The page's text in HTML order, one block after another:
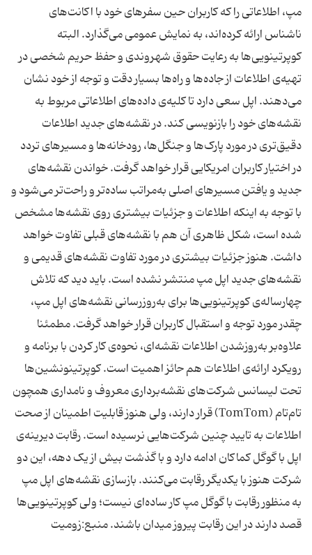
مپ، اطلاعاتی را که کاربران حین سفرهای خود با اکانت‌های
ناشناس ارائه کرده‌اند، به نمایش عمومی می‌گذارد. البته
کوپرتینویی‌ها به رعایت حقوق شهروندی و حفظ حریم شخصی در
تهیه‌ی اطلاعات از جاده‌ها و راه‌ها بسیار دقت و توجه از خود نشان
می‌دهند. اپل سعی دارد تا کلیه‌ی داده‌های اطلاعاتی مربوط به
نقشه‌های خود را بازنویسی کند. در نقشه‌های جدید اطلاعات
دقیق‌تری در مورد پارک‌ها و جنگل‌ها، رودخانه‌ها و مسیرهای تردد
در اختیار کاربران امریکایی قرار خواهد گرفت. خواندن نقشه‌های
جدید و یافتن مسیرهای اصلی به‌مراتب ساده‌‌تر و راحت‌تر می‌شود و
با توجه به اینکه اطلاعات و جزئیات بیشتری روی نقشه‌ها مشخص
شده ‌است، شکل ظاهری آن هم با نقشه‌های قبلی تفاوت خواهد
داشت. هنوز جزئیات بیشتری در مورد تفاوت نقشه‌های قدیمی و
نقشه‌های جدید اپل مپ منتشر نشده است. باید دید که تلاش
چهارساله‌ی کوپرتینویی‌ها برای به‌روزرسانی نقشه‌های اپل مپ،
چقدر مورد توجه و استقبال کاربران قرار خواهد گرفت. مطمئنا
علاوه‌بر به‌روزشدن اطلاعات نقشه‌ای، نحوه‌ی کار کردن با برنامه و
رویکرد ارائه‌ی اطلاعات هم حائز اهمیت است. کوپرتینونشین‌ها
تحت لیسانس شرکت‌های نقشه‌برداری معروف و نامداری همچون
تام‌تام (TomTom)‌ قرار دارند، ولی هنوز قابلیت اطمینان از صحت
اطلاعات به تایید چنین شرکت‌هایی نرسیده است. رقابت دیرینه‌ی
اپل با گوگل کماکان ادامه دارد و با گذشت بیش از یک دهه، این دو
شرکت هنوز با یکدیگر رقابت می‌کنند. بازسازی نقشه‌های اپل مپ
به منظور رقابت با گوگل مپ کار ساده‌ای نیست؛ ولی کوپرتینویی‌ها
قصد دارند در این رقابت پیروز میدان باشند. منبع:زومیت